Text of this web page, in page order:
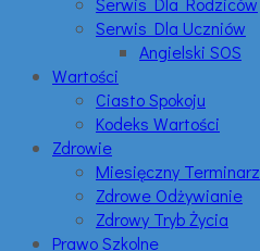
Serwis Dla Uczniów
Angielski SOS
Wartości
Ciasto Spokoju
Kodeks Wartości
Zdrowie
Miesięczny Terminarz
Zdrowe Odżywianie
Zdrowy Tryb Życia
Prawo Szkolne